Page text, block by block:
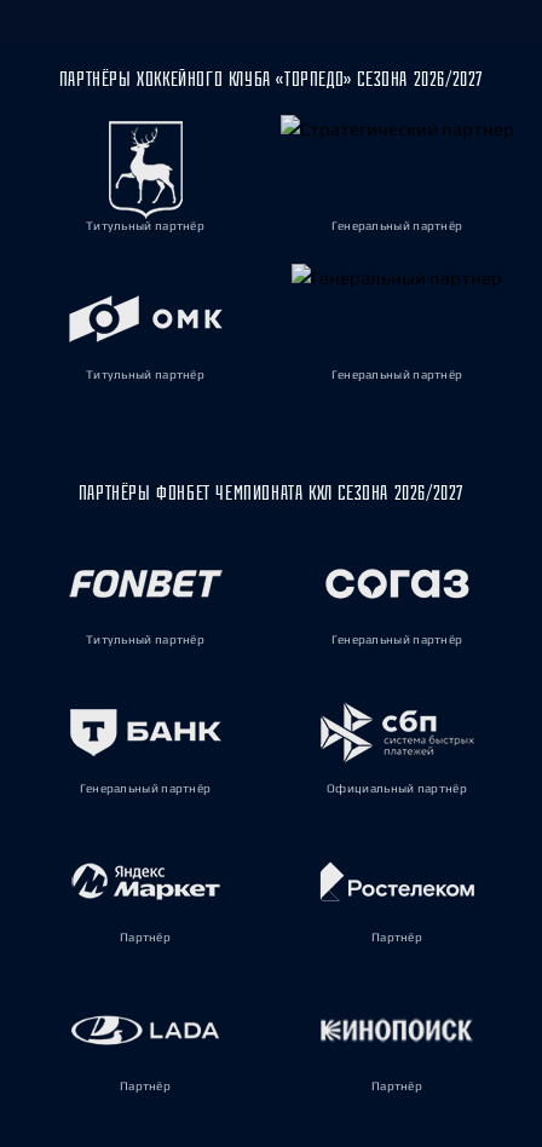
ПАРТНЁРЫ ХОККЕЙНОГО КЛУБА «ТОРПЕДО» СЕЗОНА 2026/2027
Титульный партнёр Генеральный партнёр
Титульный партнёр Генеральный партнёр
ПАРТНЁРЫ ФОНБЕТ ЧЕМПИОНАТА КХЛ СЕЗОНА 2026/2027
Титульный партнёр Генеральный партнёр
Генеральный партнёр Официальный партнёр
Партнёр Партнёр
Партнёр Партнёр